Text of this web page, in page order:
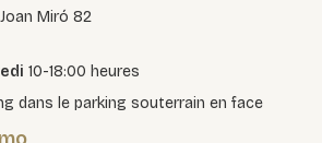
Miró 82
10-18:00 heures
dans le parking souterrain en face